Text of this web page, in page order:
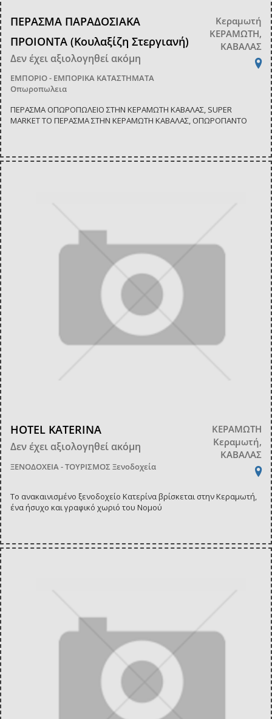
ΠΕΡΑΣΜΑ ΠΑΡΑΔΟΣΙΑΚΑ
ΠΡΟΙΟΝΤΑ (Κουλαξίζη Στεργιανή)
Δεν έχει αξιολογηθεί ακόμη
ΕΜΠΟΡΙΟ - ΕΜΠΟΡΙΚΑ ΚΑΤΑΣΤΗΜΑΤΑ
Οπωροπωλεια
Κεραμωτή
ΚΕΡΑΜΩΤΗ,
ΚΑΒΑΛΑΣ
ΠΕΡΑΣΜΑ ΟΠΩΡΟΠΩΛΕΙΟ ΣΤΗΝ ΚΕΡΑΜΩΤΗ ΚΑΒΑΛΑΣ, SUPER
MARKET ΤΟ ΠΕΡΑΣΜΑ ΣΤΗΝ ΚΕΡΑΜΩΤΗ ΚΑΒΑΛΑΣ, ΟΠΩΡΟΠΑΝΤΟ
HOTEL KATERINA
Δεν έχει αξιολογηθεί ακόμη
ΞΕΝΟΔΟΧΕΙΑ - ΤΟΥΡΙΣΜΟΣ Ξενοδοχεία
ΚΕΡΑΜΩΤΗ
Κεραμωτή,
ΚΑΒΑΛΑΣ
Το ανακαινισμένο ξενοδοχείο Κατερίνα βρίσκεται στην Κεραμωτή,
ένα ήσυχο και γραφικό χωριό του Νομού